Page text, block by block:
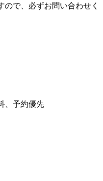
で、必ずお問い合わせく
、予約優先